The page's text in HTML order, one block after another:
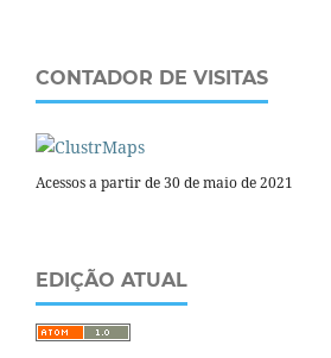
CONTADOR DE VISITAS
Acessos a partir de 30 de maio de 2021
EDIÇÃO ATUAL